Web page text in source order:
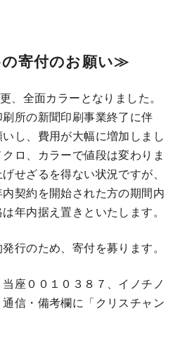
寄付のお願い≫
全面カラーとなりました。
所の新聞印刷事業終了に伴
し、費用が大幅に増加しまし
ロ、カラーで値段は変わりま
せざるを得ない状況ですが、
契約を開始された方の期間内
年内据え置きといたします。
行のため、寄付を募ります。
座００１０３８７、イノチノ
信・備考欄に「クリスチャン